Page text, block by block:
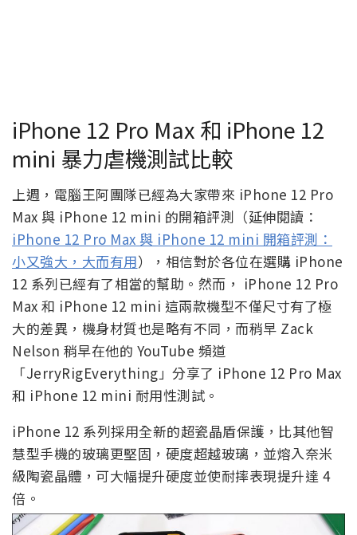
iPhone 12 Pro Max 和 iPhone 12
mini 暴力虐機測試比較
上週，電腦王阿團隊已經為大家帶來 iPhone 12 Pro
Max 與 iPhone 12 mini 的開箱評測（延伸閱讀：
iPhone 12 Pro Max 與 iPhone 12 mini 開箱評測：
小又強大，大而有用），相信對於各位在選購 iPhone
12 系列已經有了相當的幫助。然而， iPhone 12 Pro
Max 和 iPhone 12 mini 這兩款機型不僅尺寸有了極
大的差異，機身材質也是略有不同，而稍早 Zack
Nelson 稍早在他的 YouTube 頻道
「JerryRigEverything」分享了 iPhone 12 Pro Max
和 iPhone 12 mini 耐用性測試。
iPhone 12 系列採用全新的超瓷晶盾保護，比其他智
慧型手機的玻璃更堅固，硬度超越玻璃，並熔入奈米
級陶瓷晶體，可大幅提升硬度並使耐摔表現提升達 4
倍。